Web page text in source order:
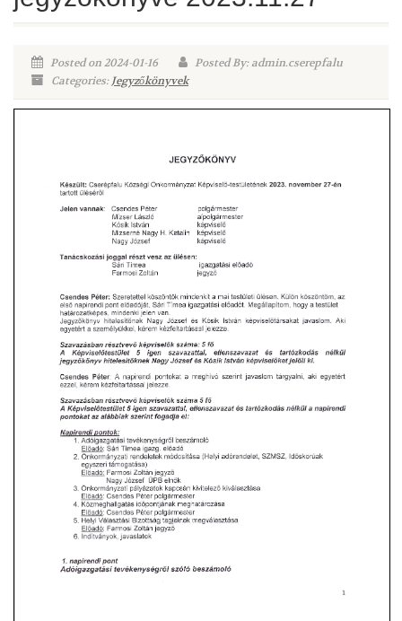
Posted on 2024-01-16
Posted By: admin.cserepfalu
Categories:Jegyzőkönyvek